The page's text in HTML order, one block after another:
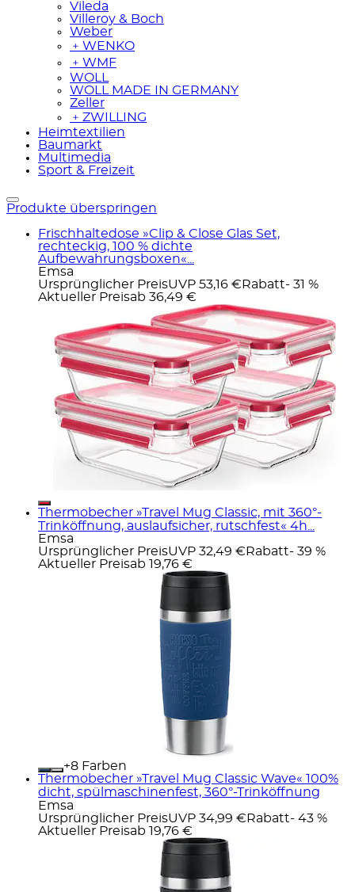
Vileda
Villeroy & Boch
Weber
﹢ WENKO
﹢ WMF
WOLL
WOLL MADE IN GERMANY
Zeller
﹢ ZWILLING
Heimtextilien
Baumarkt
Multimedia
Sport & Freizeit
Produkte überspringen
Frischhaltedose »Clip & Close Glas Set,
rechteckig, 100 % dichte
Aufbewahrungsboxen«...
Emsa
Ursprünglicher PreisUVP 53,16 € Rabatt- 31 %
Aktueller Preisab 36,49 €
Thermobecher »Travel Mug Classic, mit 360°-
Trinköffnung, auslaufsicher, rutschfest« 4h...
Emsa
Ursprünglicher PreisUVP 32,49 € Rabatt- 39 %
Aktueller Preisab 19,76 €
+
Farben
Thermobecher »Travel Mug Classic Wave« 100%
dicht, spülmaschinenfest, 360°-Trinköffnung
Emsa
Ursprünglicher PreisUVP 34,99 € Rabatt- 43 %
Aktueller Preisab 19,76 €